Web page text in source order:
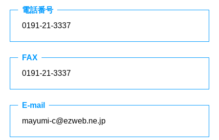
電話番号
0191-21-3337
FAX
0191-21-3337
E-mail
mayumi-c@ezweb.ne.jp